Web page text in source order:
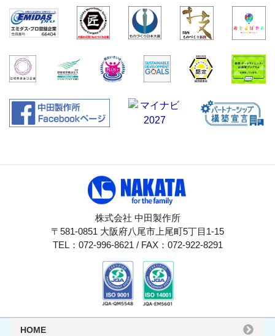
株式会社 中田製作所
〒581-0851 大阪府八尾市上尾町5丁目1-15
TEL：072-996-8621 / FAX：072-922-8291
HOME